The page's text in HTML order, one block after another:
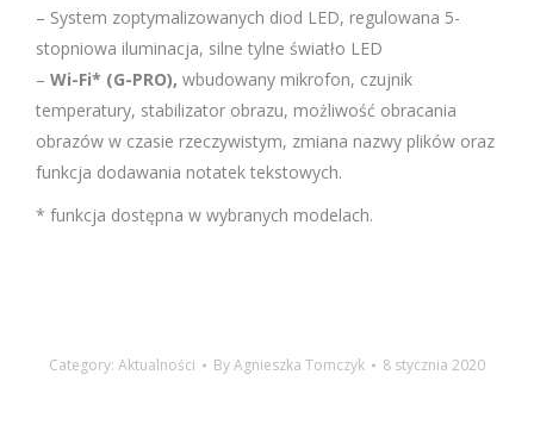
– System zoptymalizowanych diod LED, regulowana 5-
stopniowa iluminacja, silne tylne światło LED
– Wi-Fi* (G-PRO), wbudowany mikrofon, czujnik
temperatury, stabilizator obrazu, możliwość obracania
obrazów w czasie rzeczywistym, zmiana nazwy plików oraz
funkcja dodawania notatek tekstowych.
* funkcja dostępna w wybranych modelach.
Category: Aktualności ByAgnieszka Tomczyk 8 stycznia 2020